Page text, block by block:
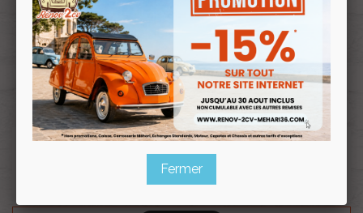
Profitez de prix remisés
avec la Carte clubRenov 2cv
Souscrire
au clubRenov 2cv
Rivet Alu / Acier spécial ABS méhari 4.8 x20 sachet
Fermer